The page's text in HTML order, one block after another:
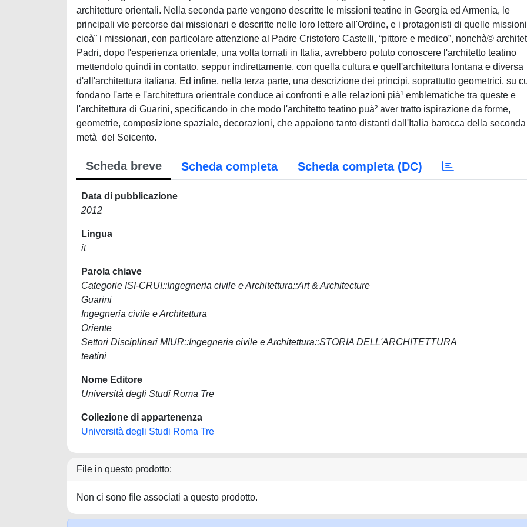
architetture orientali. Nella seconda parte vengono descritte le missioni teatine in Georgia ed Armenia, le
principali vie percorse dai missionari e descritte nelle loro lettere all'Ordine, e i protagonisti di quelle
cioà¨ i missionari, con particolare attenzione al Padre Cristoforo Castelli, “pittore e medico”, nonchà©
Padri, dopo l'esperienza orientale, una volta tornati in Italia, avrebbero potuto conoscere l'architetto teatino
mettendolo quindi in contatto, seppur indirettamente, con quella cultura e quell'architettura lontana e diversa
d'all'architettura italiana. Ed infine, nella terza parte, una descrizione dei principi, soprattutto geometrici, su
fondano l'arte e l'architettura orientrale conduce ai confronti e alle relazioni pià¹ emblematiche tra queste e
l'architettura di Guarini, specificando in che modo l'architetto teatino puà² aver tratto ispirazione da forme,
geometrie, composizione spaziale, decorazioni, che appaiono tanto distanti dall'Italia barocca della seconda
metà del Seicento.
Scheda breve Scheda completa Scheda completa (DC)
Data di pubblicazione
2012
Lingua
it
Parola chiave
Categorie ISI-CRUI::Ingegneria civile e Architettura::Art & Architecture
Guarini
Ingegneria civile e Architettura
Oriente
Settori Disciplinari MIUR::Ingegneria civile e Architettura::STORIA DELL'ARCHITETTURA
teatini
Nome Editore
Università degli Studi Roma Tre
Collezione di appartenenza
Università degli Studi Roma Tre
File in questo prodotto:
Non ci sono file associati a questo prodotto.